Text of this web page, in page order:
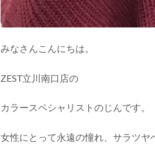
みなさんこんにちは。
ZEST立川南口店の
カラースペシャリストのじんです。
女性にとって永遠の憧れ、サラツヤ